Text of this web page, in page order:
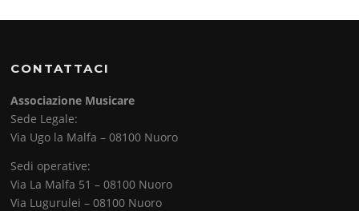
CONTATTACI
Associazione Musicare
Sede Legale:
Via Ugo la Malfa – 08100 Nuoro
Sedi operative:
Via La Malfa 51 – 08100 Nuoro
Via Lugurulei – 08100 Nuoro